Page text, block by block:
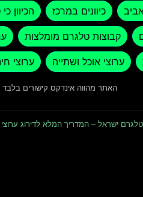
כיוונים במרכז הכיוון
קבוצות טלגרם מומלצות
ערוצי אוכל ושתייה ערוצי
האתר מהווה אינדקס קישורים